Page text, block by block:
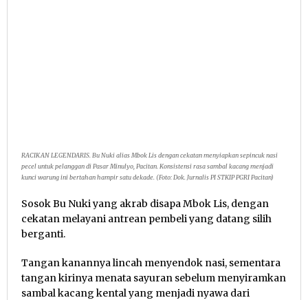
RACIKAN LEGENDARIS. Bu Nuki alias Mbok Lis dengan cekatan menyiapkan sepincuk nasi
pecel untuk pelanggan di Pasar Minulyo, Pacitan. Konsistensi rasa sambal kacang menjadi
kunci warung ini bertahan hampir satu dekade. (Foto: Dok. Jurnalis PI STKIP PGRI Pacitan)
Sosok Bu Nuki yang akrab disapa Mbok Lis, dengan
cekatan melayani antrean pembeli yang datang silih
berganti.
Tangan kanannya lincah menyendok nasi, sementara
tangan kirinya menata sayuran sebelum menyiramkan
sambal kacang kental yang menjadi nyawa dari